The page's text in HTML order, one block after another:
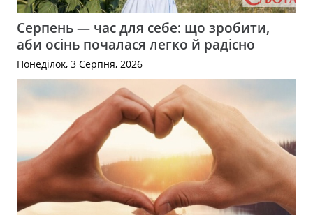
Серпень — час для себе: що зробити,
аби осінь почалася легко й радісно
Понеділок, 3 Серпня, 2026